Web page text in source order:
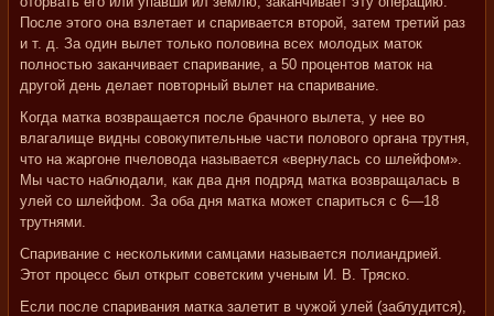
После этого она взлетает и спаривается второй, затем третий раз
и т. д. За один вылет только половина всех молодых маток
полностью заканчивает спаривание, а 50 процентов маток на
другой день делает повторный вылет на спаривание.
Когда матка возвращается после брачного вылета, у нее во
влагалище видны совокупительные части полового органа трутня,
что на жаргоне пчеловода называется «вернулась со шлейфом».
Мы часто наблюдали, как два дня подряд матка возвращалась в
улей со шлейфом. За оба дня матка может спариться с 6—18
трутнями.
Спаривание с несколькими самцами называется полиандрией.
Этот процесс был открыт советским ученым И. В. Тряско.
Если после спаривания матка залетит в чужой улей (заблудится),